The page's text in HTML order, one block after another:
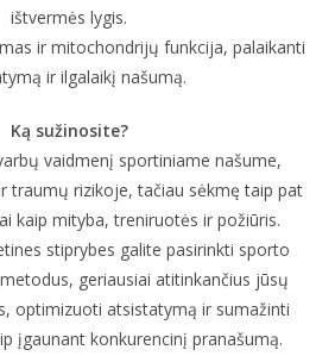
ištvermės lygis.
ir mitochondrijų funkcija, palaikanti
ir ilgalaikį našumą.
Ką sužinosite?
vaidmenį sportiniame našume,
traumų rizikoje, tačiau sėkmę taip pat
kaip mityba, treniruotės ir požiūris.
stiprybes galite pasirinkti sporto
geriausiai atitinkančius jūsų
optimizuoti atsistatymą ir sumažinti
įgaunant konkurencinį pranašumą.